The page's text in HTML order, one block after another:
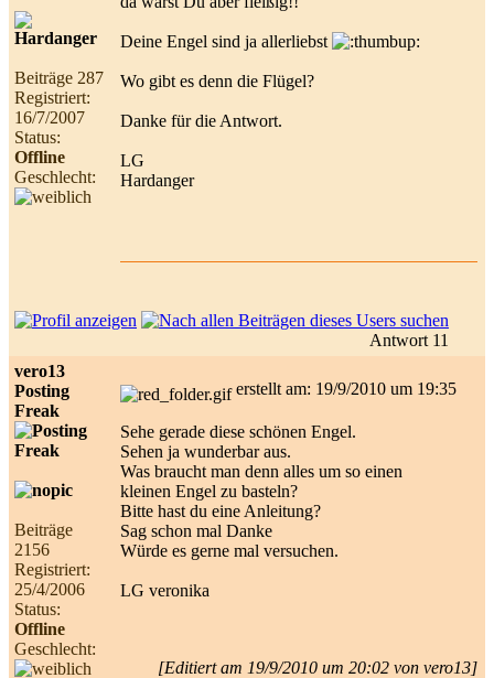
Beiträge 287
Registriert:
16/7/2007
Status:
Offline
Geschlecht:
Deine Engel sind ja allerliebst
Wo gibt es denn die Flügel?
Danke für die Antwort.
LG
Hardanger
Antwort 11
vero13
Posting
Freak
Beiträge
2156
Registriert:
25/4/2006
Status:
Offline
Geschlecht:
erstellt am: 19/9/2010 um 19:35
Sehe gerade diese schönen Engel.
Sehen ja wunderbar aus.
Was braucht man denn alles um so einen
kleinen Engel zu basteln?
Bitte hast du eine Anleitung?
Sag schon mal Danke
Würde es gerne mal versuchen.
LG veronika
[Editiert am 19/9/2010 um 20:02 von vero13]